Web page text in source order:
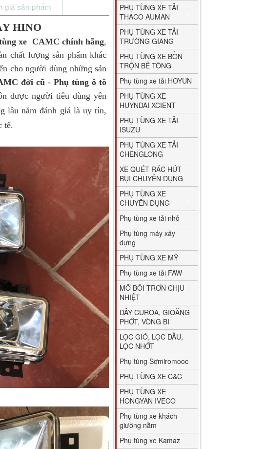
giá sản phẩm
HINO
xe CAMC chính hãng,
chất lượng sản phẩm khác
cho người dùng những sản
đời cũ -Phụ tùng ô tô
được người tiêu dùng yên
lâu năm đánh giá là uy tín,
tế.
PHỤ TÙNG XE TẢI
THACO AUMAN
PHỤ TÙNG XE TẢI
TRƯỜNG GIANG
PHỤ TÙNG XE BỒN
TRỘN BÊ TÔNG
Phụ tùng xe tải HOYUN
PHỤ TÙNG XE
HUYNDAI XCIENT
PHỤ TÙNG XE TẢI
ISUZU
PHỤ TÙNG XE TẢI
CHENGLONG
XE QUÉT RÁC HÚT
BỤI CHUYÊN DỤNG
PHỤ TÙNG XE
CHUYÊN DỤNG
Phụ tùng xe tải nhỏ
Phụ tùng máy xây
dựng
PHỤ TÙNG XE MỸ
Phụ tùng xe tải FAW
MỠ BÔI TRƠN CHỊU
NHIỆT
DÂY CUROA, GIOĂNG
PHỚT, VÒNG BI
LỌC GIÓ, LỌC DẦU,
LỌC NHỚT
Phụ tùng Sơmiromooc
PHỤ TÙNG XE C&C
PHỤ TÙNG XE
HONGYAN IVECO
Phụ tùng xe khách
giường nằm
Phụ tùng xe Kamaz